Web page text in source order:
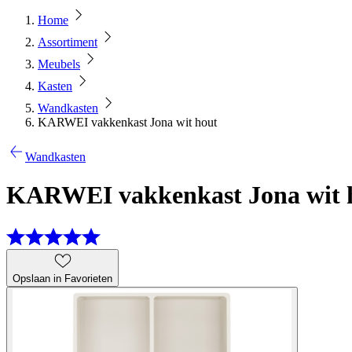
Home
Assortiment
Meubels
Kasten
Wandkasten
KARWEI vakkenkast Jona wit hout
Wandkasten
KARWEI vakkenkast Jona wit
Opslaan in Favorieten